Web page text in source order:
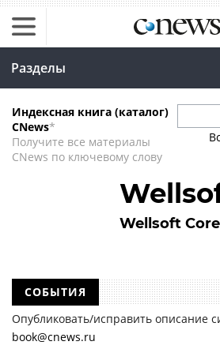
Разделы
Индексная книга (каталог)
CNews*
Получите все материалы
CNews по ключевому слову
Wellsoft Core
СОБЫТИЯ
Опубликовать/исправить описание
book@cnews.ru